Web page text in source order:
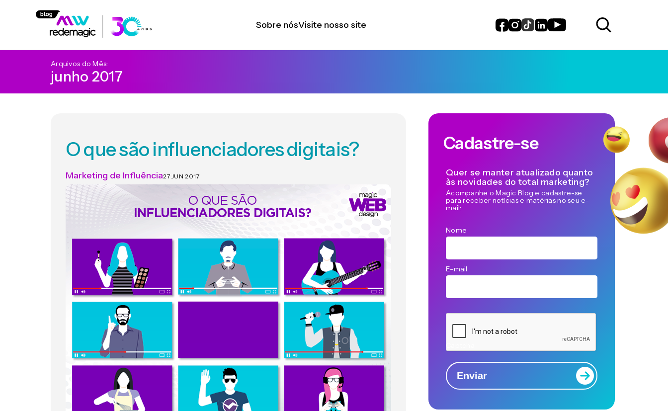
Sobre nósVisite nosso site
Arquivos do Mês:
junho 2017
O que são influenciadores digitais?
Marketing de Influência27 JUN 2017
Cadastre-se
Quer se manter atualizado quanto
às novidades do total marketing?
Acompanhe o Magic Blog e cadastre-se
para receber notícias e matérias no seu e-
mail:
Nome
E-mail
Enviar